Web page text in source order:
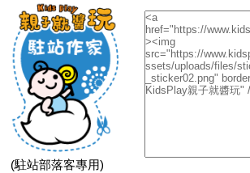
(駐站部落客專用)